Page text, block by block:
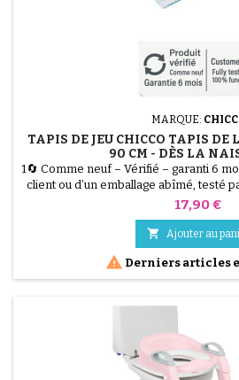
MARQUE:
TAPIS DE JEU CHICCO TAPIS DE
90 CM - DÈS LA
1🔄 Comme neuf – Vérifié – garanti 6
client ou d’un emballage abîmé, testé
% fonctionnel. Offrez à votre bébé un
larges (135 x 90 cm) offrent une liberté
tapis doux, rembourré
Prix
17,90 €
 Ajouter au
 Derniers articles